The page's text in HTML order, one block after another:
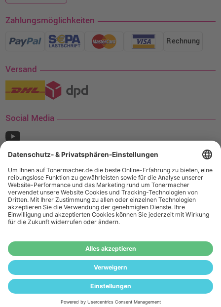
Zahlungsmöglichkeiten
Rechnung
Versand
Social Media
¹ Nur gültig für den Versand innerhalb Deutschlands. Befindet sich ein Warenwert
von mindestens 35€ (inkl. Mwst.) an Ampertec Artikeln in Ihrem Warenkorb, ist der
Versand für Sie kostenfrei.
Das Angebot von tonermacher.de richtet sich
nicht an Wiederverkäufer. Wenn Sie Wiederverkäufer sind,
registrieren Sie sich bitte in unserem Händler-Portal
www.tonerhersteller.de